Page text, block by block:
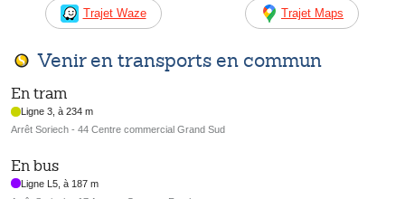
Trajet Waze Trajet Maps
Venir en transports en commun
En tram
Ligne 3, à 234 m
Arrêt Soriech - 44 Centre commercial Grand Sud
En bus
Ligne L5, à 187 m